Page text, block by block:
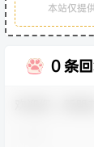
本站仅提
0 条